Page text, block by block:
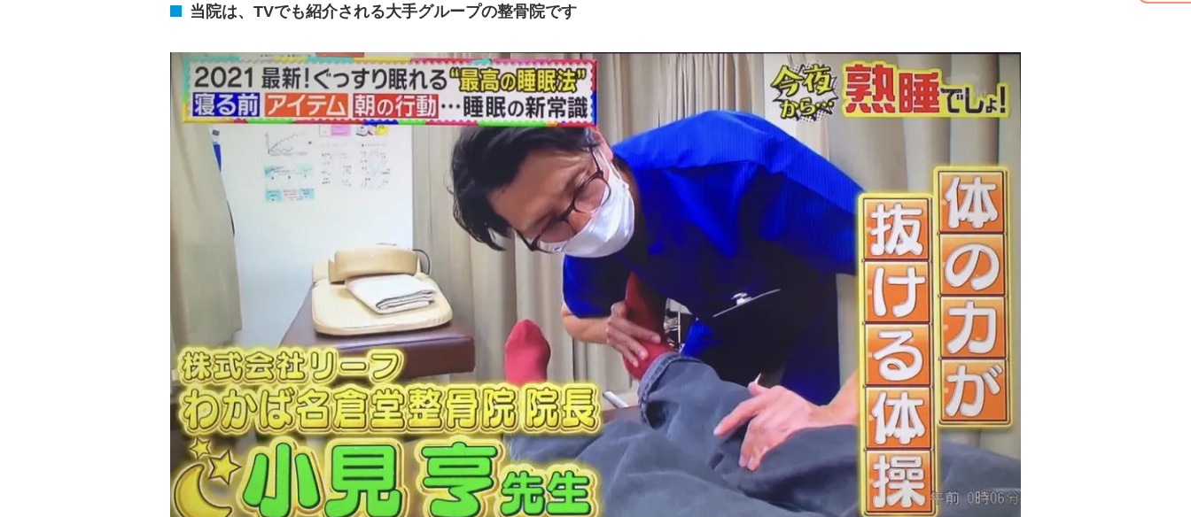
当院は、TVでも紹介される大手グループの整骨院です